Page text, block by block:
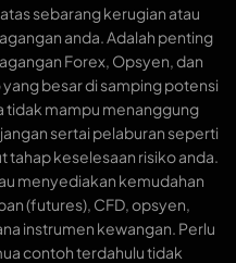
sebarang kerugian atau
anda. Adalah penting
Forex, Opsyen, dan
besar di samping potensi
tidak mampu menanggung
sertai pelaburan seperti
tahap keselesaan risiko anda.
menyediakan kemudahan
(futures), CFD, opsyen,
instrumen kewangan. Perlu
contoh terdahulu tidak